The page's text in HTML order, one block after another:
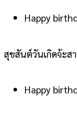
Happy
สุขสันต์วันเกิดจ้ะ
Happy